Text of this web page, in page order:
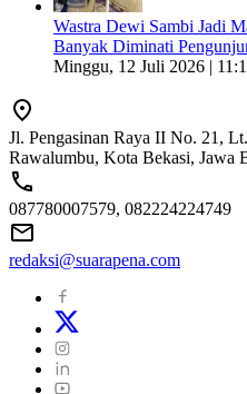
Wastra Dewi Sambi Jadi
Banyak Diminati
Minggu, 12 Juli 2026 |
Jl. Pengasinan Raya II No. 21,
Rawalumbu, Kota Bekasi, Jawa
087780007579, 082224224749
redaksi@suarapena.com